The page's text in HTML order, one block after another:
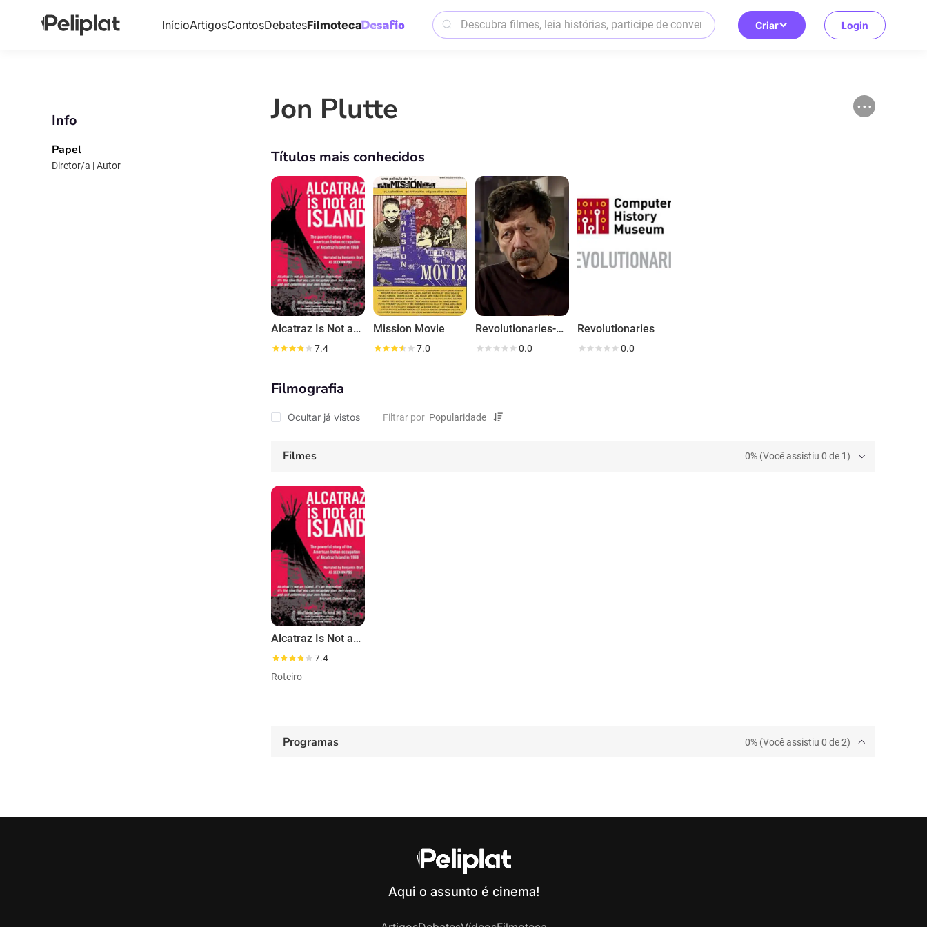
InícioArtigosContosDebatesFilmoteca Criar Login
Info
Papel
Diretor/a | Autor
Jon Plutte
Títulos mais conhecidos
Alcatraz Is Not an Island
7.4
Mission Movie
7.0
Revolutionaries-Presented by the Computer History Museum
0.0
Revolutionaries
0.0
Filmografia
Ocultar já vistos Filtrar por
Filmes 0% (Você assistiu 0 de 1)
Alcatraz Is Not an Island
7.4
Roteiro
Programas 0% (Você assistiu 0 de 2)
Aqui o assunto é cinema!